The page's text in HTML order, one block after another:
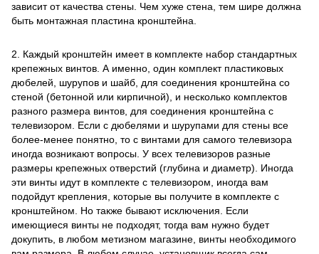
зависит от качества стены. Чем хуже стена, тем шире должна
быть монтажная пластина кронштейна.
2. Каждый кронштейн имеет в комплекте набор стандартных
крепежных винтов. А именно, один комплект пластиковых
дюбелей, шурупов и шайб, для соединения кронштейна со
стеной (бетонной или кирпичной), и несколько комплектов
разного размера винтов, для соединения кронштейна с
телевизором. Если с дюбелями и шурупами для стены все
более-менее понятно, то с винтами для самого телевизора
иногда возникают вопросы. У всех телевизоров разные
размеры крепежных отверстий (глубина и диаметр). Иногда
эти винты идут в комплекте с телевизором, иногда вам
подойдут крепления, которые вы получите в комплекте с
кронштейном. Но также бывают исключения. Если
имеющиеся винты не подходят, тогда вам нужно будет
докупить, в любом метизном магазине, винты необходимого